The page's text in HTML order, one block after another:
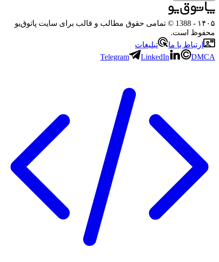
۱۴۰۵
- 1388 © تمامی حقوق مطالب و قالب برای سایت پاتوق‌یو
محفوظ است.
ارتباط با ما
تبلیغات
Telegram
LinkedIn DMCA